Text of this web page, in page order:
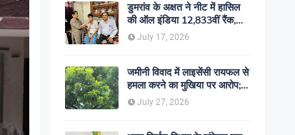
डुमरांव के अक्षत ने नीट में हासिल
की ऑल इंडिया 12,833वीं रैंक,
ऑनलाइन पढ़ाई से रचा सफलता का
इतिहास
July 17, 2026
जमीनी विवाद में लाइसेंसी रायफल से
हमला करने का मुखिया पर आरोप;
मामले की जांच में जुटी पुलिस
July 27, 2026